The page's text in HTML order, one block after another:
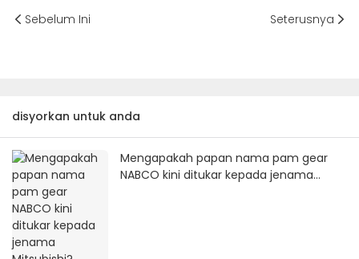
Sebelum Ini Seterusnya
disyorkan untuk anda
Mengapakah papan nama pam gear
NABCO kini ditukar kepada jenama